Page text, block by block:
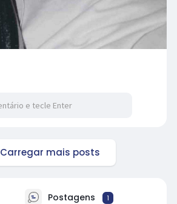
Carregar mais posts
Postagens 1